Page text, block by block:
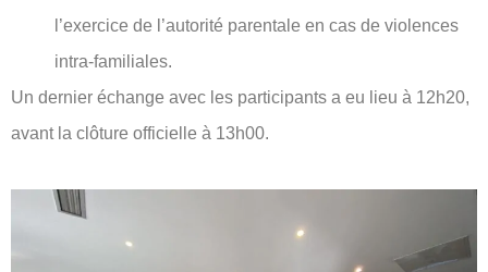
l’exercice de l’autorité parentale en cas de violences
intra-familiales.
Un dernier échange avec les participants a eu lieu à 12h20,
avant la clôture officielle à 13h00.